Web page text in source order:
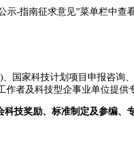
示-指南征求意见”菜单栏中查
、国家科技计划项目申报咨询
者及科技型企事业单位提供
技奖励、标准制定及参编